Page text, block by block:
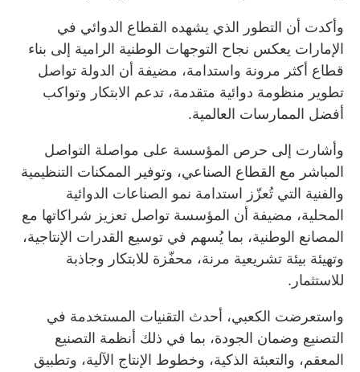
وأكدت أن التطور الذي يشهده القطاع الدوائي في
الإمارات يعكس نجاح التوجهات الوطنية الرامية إلى بناء
قطاع أكثر مرونة واستدامة، مضيفة أن الدولة تواصل
تطوير منظومة دوائية متقدمة، تدعم الابتكار وتواكب
أفضل الممارسات العالمية.
وأشارت إلى حرص المؤسسة على مواصلة التواصل
المباشر مع القطاع الصناعي، وتوفير الممكنات التنظيمية
والفنية التي تُعزّز استدامة نمو الصناعات الدوائية
المحلية، مضيفة أن المؤسسة تواصل تعزيز شراكاتها مع
المصانع الوطنية، بما يُسهم في توسيع القدرات الإنتاجية،
وتهيئة بيئة تشريعية مرنة، محفّزة للابتكار وجاذبة
للاستثمار.
واستعرضت الكعبي، أحدث التقنيات المستخدمة في
التصنيع وضمان الجودة، بما في ذلك أنظمة التصنيع
المعقم، والتعبئة الذكية، وخطوط الإنتاج الآلية، وتطبيق